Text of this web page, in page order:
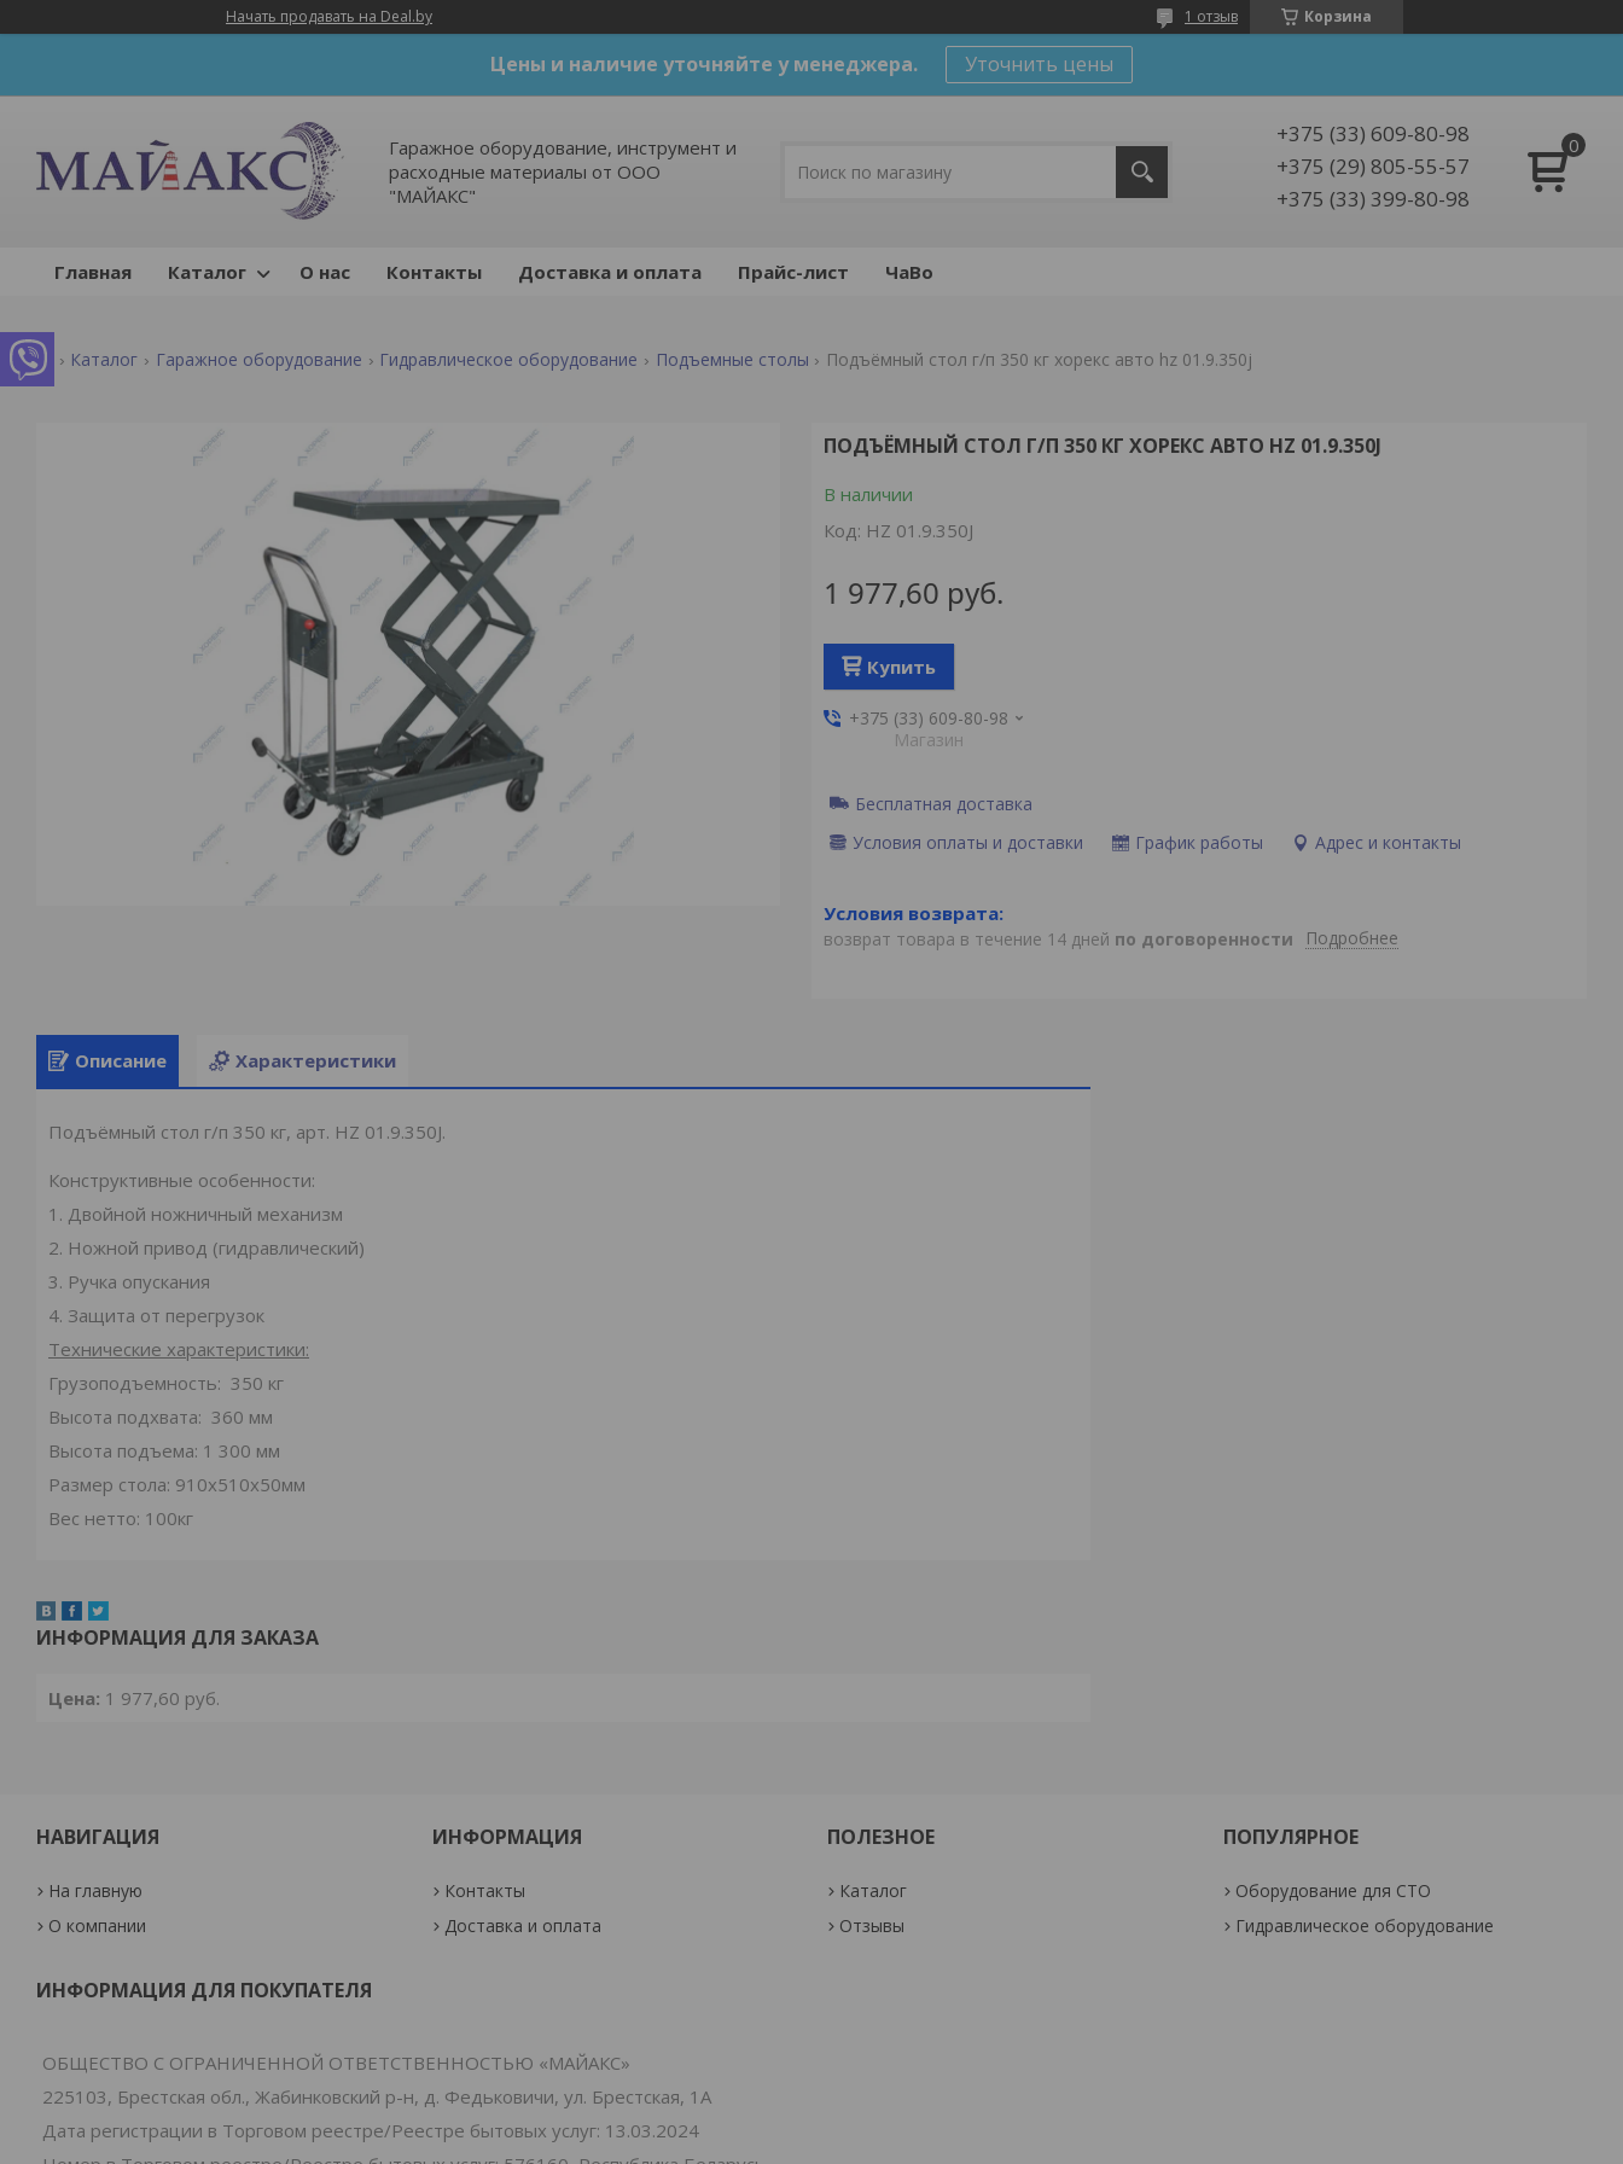
Начать продавать на Deal.by Корзина
1 отзыв
Цены и наличие уточняйте у менеджера. Уточнить цены
Гаражное оборудование, инструмент и
расходные материалы от ООО
"МАЙАКС"
+375 (33) 609-80-98
+375 (29) 805-55-57
+375 (33) 399-80-98
Главная Каталог О нас Контакты Доставка и оплата Прайс-лист ЧаВо
Каталог Гаражное оборудование Гидравлическое оборудование Подъемные столы Подъёмный стол г/п 350 кг хорекс авто hz 01.9.350j
ПОДЪЁМНЫЙ СТОЛ Г/П 350 КГ ХОРЕКС АВТО HZ 01.9.350J
В наличии
Код: HZ 01.9.350J
1 977,60 руб.
Купить
+375 (33) 609-80-98
Магазин
Бесплатная доставка
Условия оплаты и доставки
График работы Адрес и контакты
возврат товара в течение 14 дней по договоренности Подробнее
Описание Характеристики
Подъёмный стол г/п 350 кг, арт. HZ 01.9.350J.
Конструктивные особенности:
1. Двойной ножничный механизм
2. Ножной привод (гидравлический)
3. Ручка опускания
4. Защита от перегрузок
Технические характеристики:
Грузоподъемность: 350 кг
Высота подхвата: 360 мм
Высота подъема: 1 300 мм
Размер стола: 910х510х50мм
Вес нетто: 100кг
ИНФОРМАЦИЯ ДЛЯ ЗАКАЗА
Цена: 1 977,60 руб.
НАВИГАЦИЯ
На главную
О компании
ИНФОРМАЦИЯ
Контакты
Доставка и оплата
ПОЛЕЗНОЕ
Каталог
Отзывы
ПОПУЛЯРНОЕ
Оборудование для СТО
Гидравлическое оборудование
ИНФОРМАЦИЯ ДЛЯ ПОКУПАТЕЛЯ
ОБЩЕСТВО С ОГРАНИЧЕННОЙ ОТВЕТСТВЕННОСТЬЮ «МАЙАКС»
225103, Брестская обл., Жабинковский р-н, д. Федьковичи, ул. Брестская, 1А
Дата регистрации в Торговом реестре/Реестре бытовых услуг: 13.03.2024